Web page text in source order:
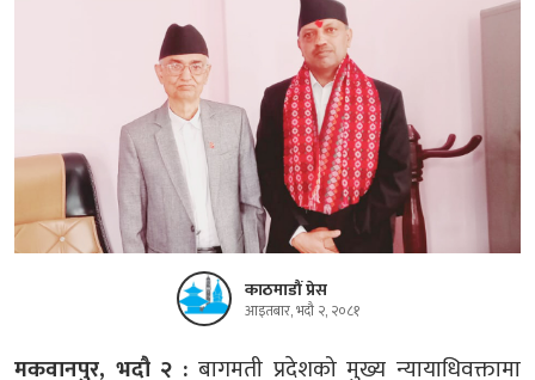
काठमाडौं प्रेस
आइतबार, भदौ २, २०८१
मकवानपुर, भदौ २ : बागमती प्रदेशको मुख्य न्यायाधिवक्तामा